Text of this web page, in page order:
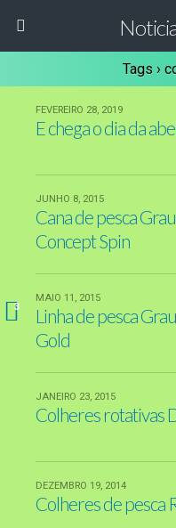
Tags ›
FEVEREIRO 28, 2019
E chega o dia da
JUNHO 8, 2015
Cana de pesca
Concept Spin
3
MAIO 11, 2015
Linha de pesca
Gold
JANEIRO 23, 2015
Colheres rotativas
DEZEMBRO 19, 2014
Colheres de pesca